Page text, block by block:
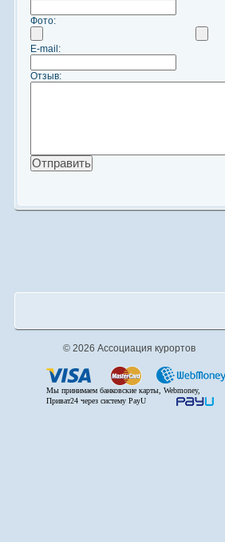
Фото:
E-mail:
Отзыв:
© 2026 Ассоциация курортов
Мы принимаем банковские карты, Webmoney,
Приват24 через систему PayU